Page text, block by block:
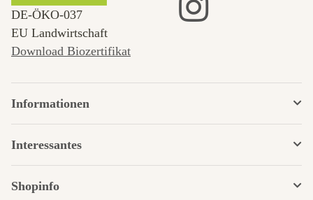
DE‑ÖKO‑037
EU Landwirtschaft
Download Biozertifikat
Informationen
Interessantes
Shopinfo